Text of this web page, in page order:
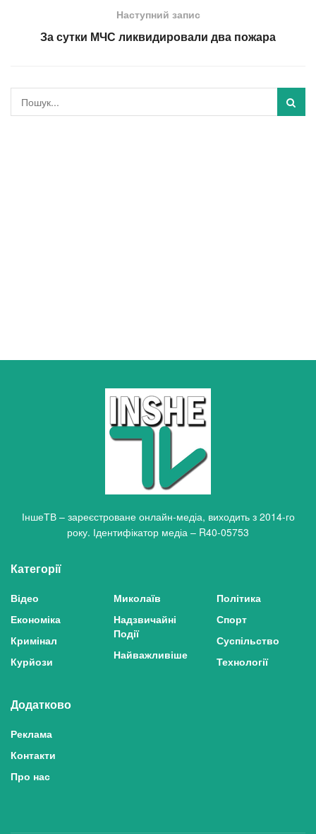
Наступний запис
За сутки МЧС ликвидировали два пожара
ІншеТВ – зареєстроване онлайн-медіа, виходить з 2014-го
року. Ідентифікатор медіа – R40-05753
Категорії
Відео
Економіка
Кримінал
Курйози
Миколаїв
Надзвичайні
Події
Найважливіше
Політика
Спорт
Суспільство
Технології
Додатково
Реклама
Контакти
Про нас